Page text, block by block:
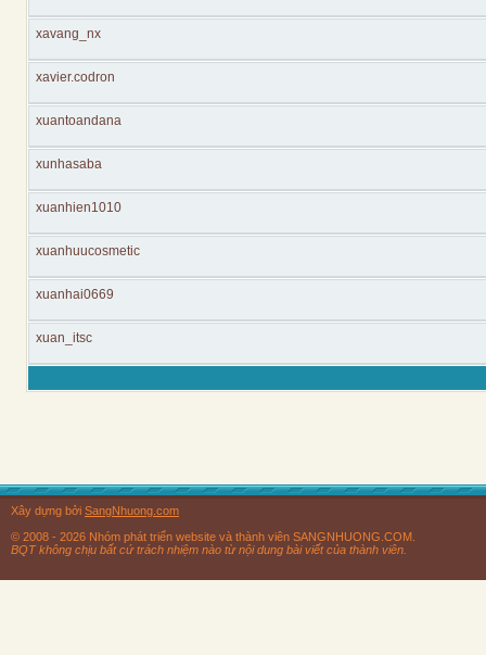
xavang_nx
xavier.codron
xuantoandana
xunhasaba
xuanhien1010
xuanhuucosmetic
xuanhai0669
xuan_itsc
Xây dựng bởi SangNhuong.com
© 2008 - 2026 Nhóm phát triển website và thành viên SANGNHUONG.COM.
BQT không chịu bất cứ trách nhiệm nào từ nội dung bài viết của thành viên.